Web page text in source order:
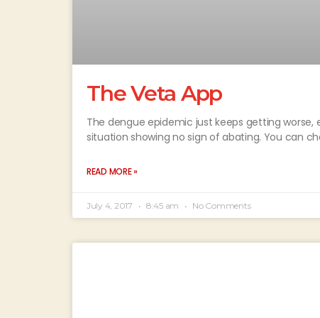
The Veta App
The dengue epidemic just keeps getting
situation showing no sign of abating. You can
READ MORE »
July 4, 2017 8:45 am No Comments